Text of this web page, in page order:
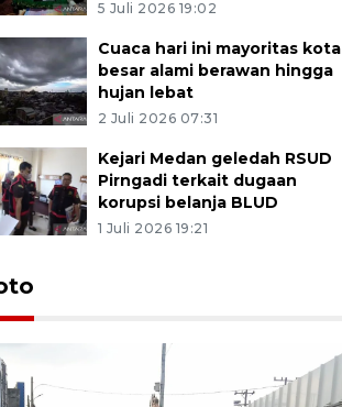
5 Juli 2026 19:02
Cuaca hari ini mayoritas kota
besar alami berawan hingga
hujan lebat
2 Juli 2026 07:31
Kejari Medan geledah RSUD
Pirngadi terkait dugaan
korupsi belanja BLUD
1 Juli 2026 19:21